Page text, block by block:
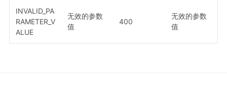
INVALID_PA
RAMETER_V
ALUE
无效的参数
值
400
无效的参数
值